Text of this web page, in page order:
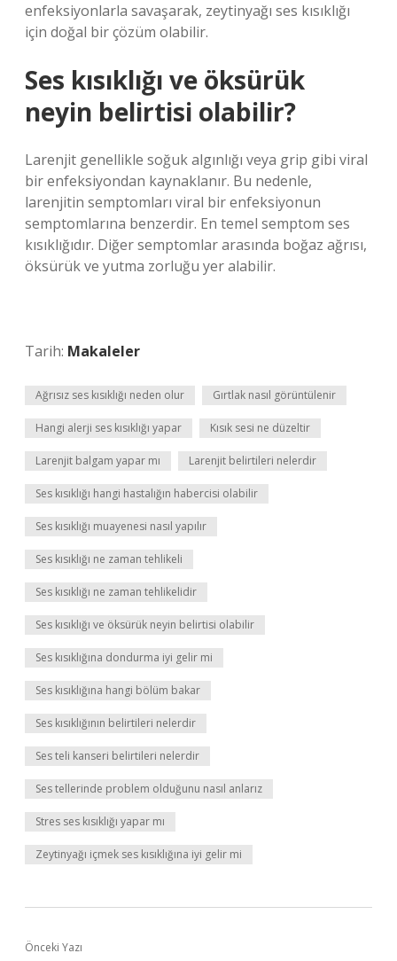
enfeksiyonlarla savaşarak, zeytinyağı ses kısıklığı
için doğal bir çözüm olabilir.
Ses kısıklığı ve öksürük
neyin belirtisi olabilir?
Larenjit genellikle soğuk algınlığı veya grip gibi viral
bir enfeksiyondan kaynaklanır. Bu nedenle,
larenjitin semptomları viral bir enfeksiyonun
semptomlarına benzerdir. En temel semptom ses
kısıklığıdır. Diğer semptomlar arasında boğaz ağrısı,
öksürük ve yutma zorluğu yer alabilir.
Tarih: Makaleler
Ağrısız ses kısıklığı neden olur Gırtlak nasıl görüntülenir
Hangi alerji ses kısıklığı yapar Kısık sesi ne düzeltir
Larenjit balgam yapar mı Larenjit belirtileri nelerdir
Ses kısıklığı hangi hastalığın habercisi olabilir
Ses kısıklığı muayenesi nasıl yapılır
Ses kısıklığı ne zaman tehlikeli
Ses kısıklığı ne zaman tehlikelidir
Ses kısıklığı ve öksürük neyin belirtisi olabilir
Ses kısıklığına dondurma iyi gelir mi
Ses kısıklığına hangi bölüm bakar
Ses kısıklığının belirtileri nelerdir
Ses teli kanseri belirtileri nelerdir
Ses tellerinde problem olduğunu nasıl anlarız
Stres ses kısıklığı yapar mı
Zeytinyağı içmek ses kısıklığına iyi gelir mi
Önceki Yazı